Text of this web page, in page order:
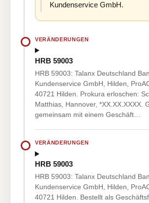
Kundenservice GmbH.
VERÄNDERUNGEN
HRB 59003
HRB 59003: Talanx Deutschland
Kundenservice GmbH, Hilden,
40721 Hilden. Prokura erloschen:
Matthias, Hannover, *XX.XX.XXXX.
gemeinsam mit einem Geschäft…
VERÄNDERUNGEN
HRB 59003
HRB 59003: Talanx Deutschland
Kundenservice GmbH, Hilden,
40721 Hilden. Bestellt als